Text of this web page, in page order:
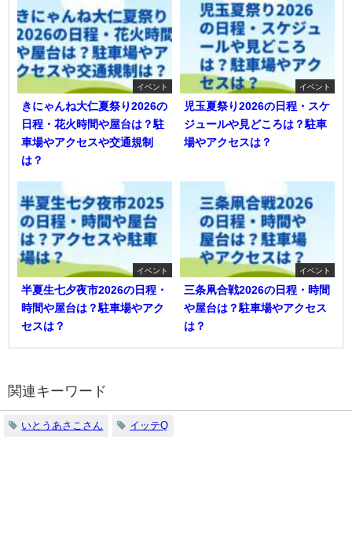
イベント
きにゃんね大仁夏祭り2026の
日程・花火時間や屋台は？駐
車場やアクセスや交通規制
は？
イベント
児玉夏祭り2026の日程・スケ
ジュールや見どころは？駐車
場やアクセスは？
イベント
半夏生七夕夜市2026の日程・
時間や屋台は？駐車場やアク
セスは？
イベント
三条凧合戦2026の日程・時間
や屋台は？駐車場やアクセス
は？
関連キーワード
いとうあさこさん イッテQ